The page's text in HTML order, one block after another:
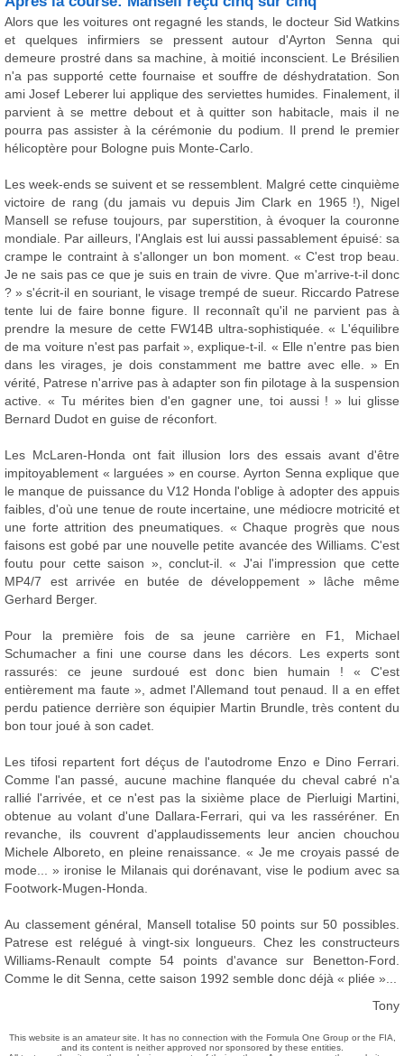
Alors que les voitures ont regagné les stands, le docteur Sid Watkins
et quelques infirmiers se pressent autour d'Ayrton Senna qui
demeure prostré dans sa machine, à moitié inconscient. Le Brésilien
n'a pas supporté cette fournaise et souffre de déshydratation. Son
ami Josef Leberer lui applique des serviettes humides. Finalement, il
parvient à se mettre debout et à quitter son habitacle, mais il ne
pourra pas assister à la cérémonie du podium. Il prend le premier
hélicoptère pour Bologne puis Monte-Carlo.
Les week-ends se suivent et se ressemblent. Malgré cette cinquième
victoire de rang (du jamais vu depuis Jim Clark en 1965 !), Nigel
Mansell se refuse toujours, par superstition, à évoquer la couronne
mondiale. Par ailleurs, l'Anglais est lui aussi passablement épuisé: sa
crampe le contraint à s'allonger un bon moment. « C'est trop beau.
Je ne sais pas ce que je suis en train de vivre. Que m'arrive-t-il donc
? » s'écrit-il en souriant, le visage trempé de sueur. Riccardo Patrese
tente lui de faire bonne figure. Il reconnaît qu'il ne parvient pas à
prendre la mesure de cette FW14B ultra-sophistiquée. « L'équilibre
de ma voiture n'est pas parfait », explique-t-il. « Elle n'entre pas bien
dans les virages, je dois constamment me battre avec elle. » En
vérité, Patrese n'arrive pas à adapter son fin pilotage à la suspension
active. « Tu mérites bien d'en gagner une, toi aussi ! » lui glisse
Bernard Dudot en guise de réconfort.
Les McLaren-Honda ont fait illusion lors des essais avant d'être
impitoyablement « larguées » en course. Ayrton Senna explique que
le manque de puissance du V12 Honda l'oblige à adopter des appuis
faibles, d'où une tenue de route incertaine, une médiocre motricité et
une forte attrition des pneumatiques. « Chaque progrès que nous
faisons est gobé par une nouvelle petite avancée des Williams. C'est
foutu pour cette saison », conclut-il. « J'ai l'impression que cette
MP4/7 est arrivée en butée de développement » lâche même
Gerhard Berger.
Pour la première fois de sa jeune carrière en F1, Michael
Schumacher a fini une course dans les décors. Les experts sont
rassurés: ce jeune surdoué est donc bien humain ! « C'est
entièrement ma faute », admet l'Allemand tout penaud. Il a en effet
perdu patience derrière son équipier Martin Brundle, très content du
bon tour joué à son cadet.
Les tifosi repartent fort déçus de l'autodrome Enzo e Dino Ferrari.
Comme l'an passé, aucune machine flanquée du cheval cabré n'a
rallié l'arrivée, et ce n'est pas la sixième place de Pierluigi Martini,
obtenue au volant d'une Dallara-Ferrari, qui va les rasséréner. En
revanche, ils couvrent d'applaudissements leur ancien chouchou
Michele Alboreto, en pleine renaissance. « Je me croyais passé de
mode... » ironise le Milanais qui dorénavant, vise le podium avec sa
Footwork-Mugen-Honda.
Au classement général, Mansell totalise 50 points sur 50 possibles.
Patrese est relégué à vingt-six longueurs. Chez les constructeurs
Williams-Renault compte 54 points d'avance sur Benetton-Ford.
Comme le dit Senna, cette saison 1992 semble donc déjà « pliée »...
Tony
This website is an amateur site. It has no connection with the Formula One Group or the FIA,
and its content is neither approved nor sponsored by these entities.